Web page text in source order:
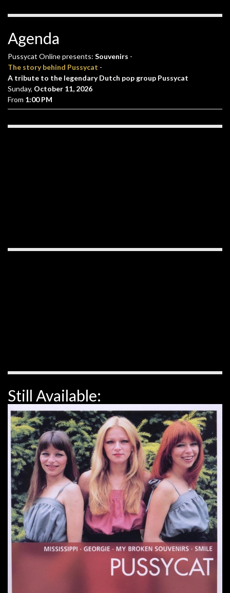
Agenda
Pussycat Online presents: Souvenirs -
The story behind Pussycat -
A tribute to the legendary Dutch pop group Pussycat
Sunday, October 11, 2026
From 1:00 PM
Still Available: